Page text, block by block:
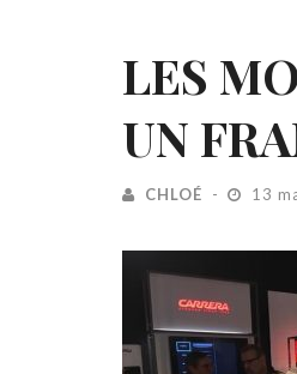
LES
UN
CHLOÉ 13